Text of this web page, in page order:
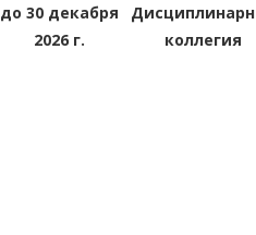
до 30 декабря
2026 г.
коллегия